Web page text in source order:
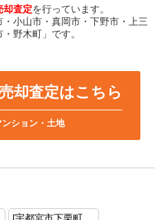
却査定を行っています。
小山市・真岡市・下野市・上三
野木町」です。
却査定はこちら
ション・土地
[宇都宮市下栗町 土地付建物 ご契約おめでとうございます] 次の記事 ＞